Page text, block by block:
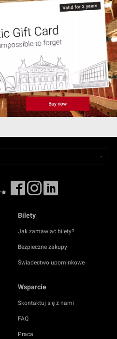
Bilety
Jak zamawiać bilety?
Bezpieczne zakupy
Świadectwo upominkowe
Wsparcie
Skontaktuj się z nami
FAQ
Praca